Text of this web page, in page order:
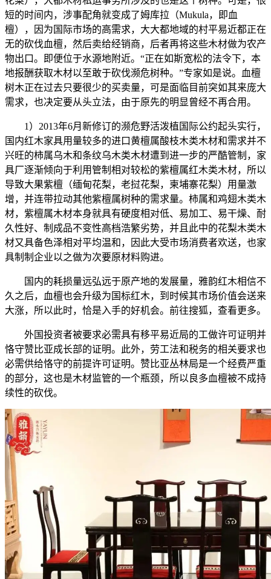
短的时间内，涉事配角就变成了姆库拉（Mukula，即血
檀），因为国际市场的高需求，大大都地域的村平易近都正在
无的砍伐血檀，然后卖给经销商，后者再将这些木材做为农产
物出口。即便位于水源地附近。“正在如斯宽松的法令下，本
地报酬获取木材以至敢于砍伐濒危树种。”专家如是说。血檀
树木正在过去只要很少的买卖量，可是面临目前突如其来庞大
需求，也决定要从头立法，由于原先的明显曾经不再合用。
1）2013年6月新修订的濒危野活泼植国际公约起头实行，
国内红木家具用量较多的进口黄檀属酸枝木类木材和需求并不
兴旺的柿属乌木和条纹乌木类木材遭到进一步的严酷管制，家
具厂逐渐倾向于利用管制相对较松的紫檀属红木类木材，所以
导致大果紫檀（缅甸花梨，老挝花梨，柬埔寨花梨）用量激
增，并连带拉动其他紫檀属树种的需求量。柿属和鸡翅木类木
材，紫檀属木材本身就具有硬度相对低、易加工、易干燥、耐
久性好、制成品不变性高档浩繁劣势，并且此中的花梨木类木
材又具备色泽相对平均温和，因此大受市场消费者欢送，也家
具制制企业以之做为次要原材料购进。
国内的耗损量远弘远于原产地的发展量，雅韵红木相信不
久之后，血檀也会升级为国标红木，到时候其市场价值会送来
大涨，所以此时，恰是入手的好机会。前往搜狐，查看更多。
外国投资者被要求必需具有移平易近局的工做许可证明并
恪守赞比亚成长部的证明。此外，劳工法和税务的相关要求也
必需供给恪守的前提许可证明。赞比亚丛林局是一个经费严重
的部分，这也是木材监管的一个瓶颈，所以良多血檀被不成持
续性的砍伐。